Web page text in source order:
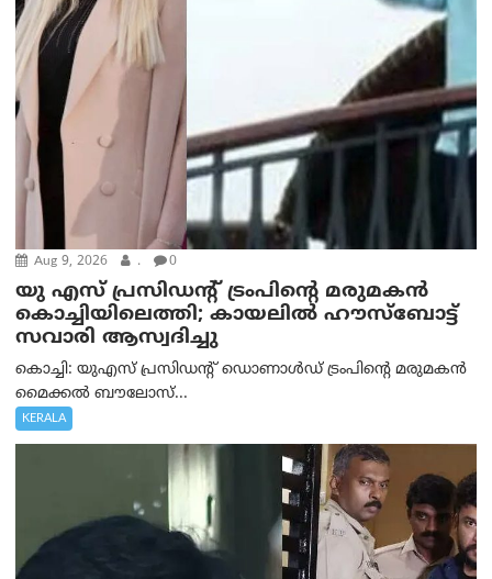
Aug 9, 2026 . 0
യു എസ് പ്രസിഡന്റ് ട്രംപിന്റെ മരുമകൻ
കൊച്ചിയിലെത്തി; കായലിൽ ഹൗസ്ബോട്ട്
സവാരി ആസ്വദിച്ചു
കൊച്ചി: യുഎസ് പ്രസിഡന്റ് ഡൊണാൾഡ് ട്രംപിന്റെ മരുമകൻ
മൈക്കൽ ബൗലോസ്...
KERALA